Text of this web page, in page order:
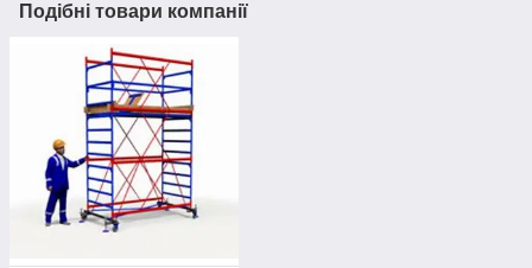
Подібні товари компанії